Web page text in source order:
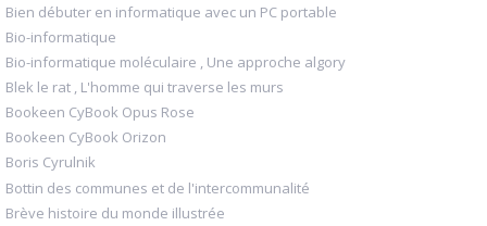
Bien débuter en informatique avec un PC portable
Bio-informatique
Bio-informatique moléculaire , Une approche algory
Blek le rat , L'homme qui traverse les murs
Bookeen CyBook Opus Rose
Bookeen CyBook Orizon
Boris Cyrulnik
Bottin des communes et de l'intercommunalité
Brève histoire du monde illustrée